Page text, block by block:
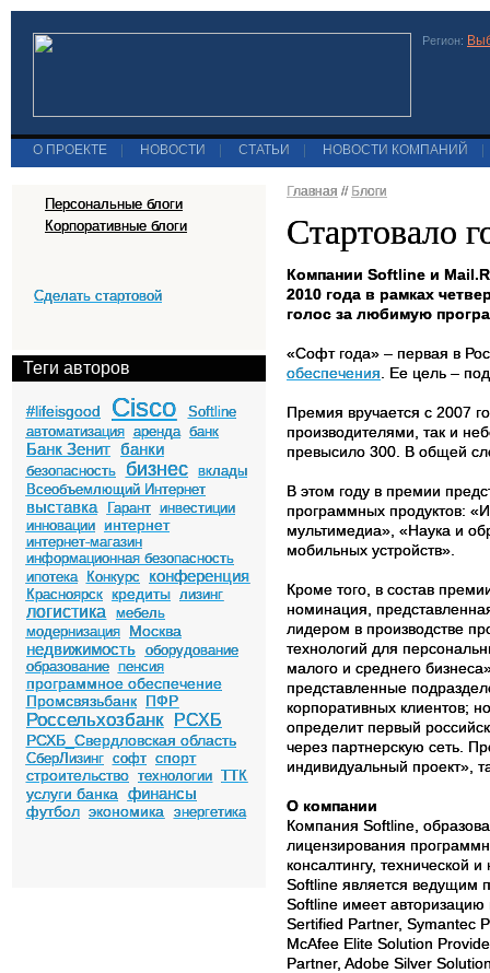
Регион:
О ПРОЕКТЕ НОВОСТИ СТАТЬИ НОВОСТИ КОМПАНИЙ
Персональные блоги
Корпоративные блоги
Сделать стартовой
Теги авторов
#lifeisgood Cisco
Softline
автоматизация аренда банк
Банк Зенит банки
безопасность бизнес
вклады
Всеобъемлющий Интернет
выставка Гарант инвестиции
инновации
интернет
интернет-магазин
информационная безопасность
ипотека
Конкурс конференция
Красноярск кредиты лизинг
логистика
мебель
модернизация
Москва
недвижимость оборудование
образование пенсия
программное обеспечение
Промсвязьбанк ПФР
Россельхозбанк РСХБ
РСХБ_Свердловская область
СберЛизинг софт спорт
строительство технологии ТТК
услуги банка финансы
футбол экономика энергетика
Главная // Блоги
Стартовало
Компании Softline и
2010 года в рамках
голос за любимую
«Софт года» – первая в
обеспечения . Ее цель –
Премия вручается с 2007
производителями, так и
превысило 300. В общей
В этом году в премии
программных продуктов:
мультимедиа», «Наука и
мобильных устройств».
Кроме того, в состав
номинация,
лидером в производстве
технологий для
малого и среднего
представленные
корпоративных клиентов;
определит первый
через партнерскую сеть.
индивидуальный проект»,
О компании
Компания Softline,
лицензирования
консалтингу, технической
Softline является ведущим
Softline имеет
Sertified Partner, Symantec
McAfee Elite Solution
Partner, Adobe Silver